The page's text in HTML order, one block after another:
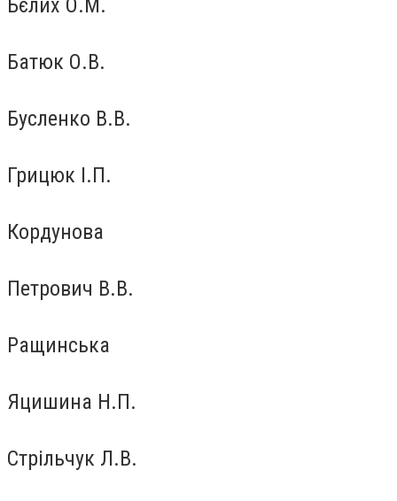
Батюк О.В.
Бусленко В.В.
Грицюк І.П.
Кордунова
Петрович В.В.
Ращинська
Яцишина Н.П.
Стрільчук Л.В.